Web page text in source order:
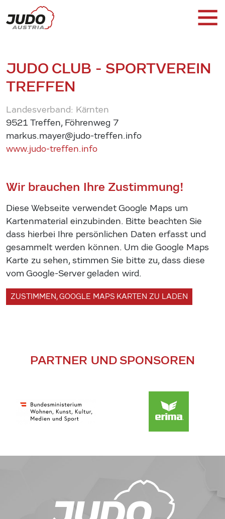
JUDO CLUB - SPORTVEREIN
TREFFEN
Landesverband: Kärnten
9521 Treffen, Föhrenweg 7
markus.mayer@judo-treffen.info
www.judo-treffen.info
Wir brauchen Ihre Zustimmung!
Diese Webseite verwendet Google Maps um
Kartenmaterial einzubinden. Bitte beachten Sie
dass hierbei Ihre persönlichen Daten erfasst und
gesammelt werden können. Um die Google Maps
Karte zu sehen, stimmen Sie bitte zu, dass diese
vom Google-Server geladen wird.
ZUSTIMMEN, GOOGLE MAPS KARTEN ZU LADEN
PARTNER UND SPONSOREN